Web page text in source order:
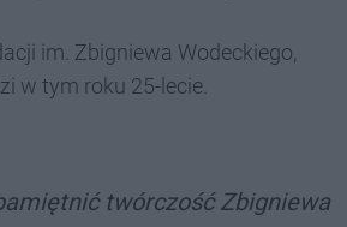
im. Zbigniewa Wodeckiego,
w tym roku 25-lecie.
twórczość Zbigniewa